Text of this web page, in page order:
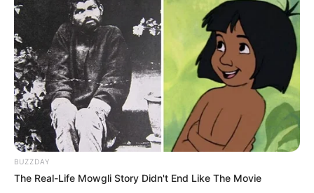
BUZZDAY
The Real-Life Mowgli Story Didn't End Like The Movie